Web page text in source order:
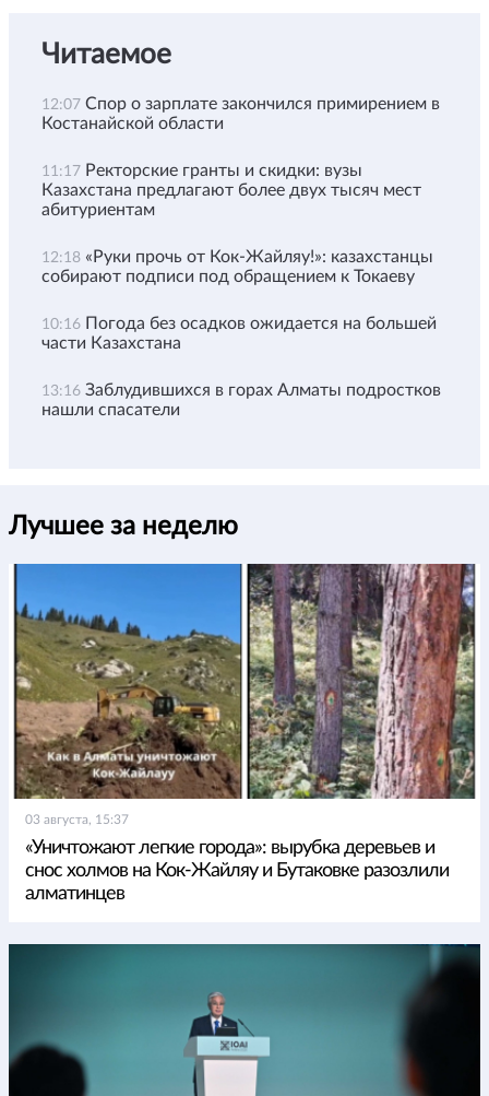
Читаемое
12:07 Спор о зарплате закончился примирением в
Костанайской области
11:17 Ректорские гранты и скидки: вузы
Казахстана предлагают более двух тысяч мест
абитуриентам
12:18 «Руки прочь от Кок-Жайляу!»: казахстанцы
собирают подписи под обращением к Токаеву
10:16 Погода без осадков ожидается на большей
части Казахстана
13:16 Заблудившихся в горах Алматы подростков
нашли спасатели
Лучшее за неделю
03 августа, 15:37
«Уничтожают легкие города»: вырубка деревьев и
снос холмов на Кок-Жайляу и Бутаковке разозлили
алматинцев